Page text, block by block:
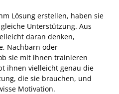
Lösung erstellen, haben sie
Unterstützung. Aus
daran denken,
Nachbarn oder
sie mit ihnen trainieren
ihnen vielleicht genau die
die sie brauchen, und
Motivation.